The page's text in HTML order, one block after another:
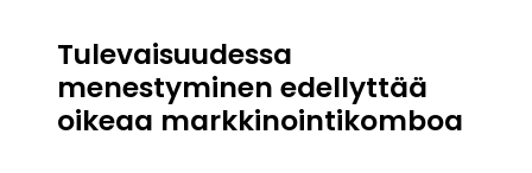
Tulevaisuudessa
menestyminen edellyttää
oikeaa markkinointikomboa